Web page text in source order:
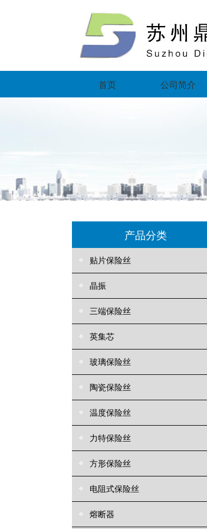
首页 公司简介
产品分类
贴片保险丝
晶振
三端保险丝
英集芯
玻璃保险丝
陶瓷保险丝
温度保险丝
力特保险丝
方形保险丝
电阻式保险丝
熔断器